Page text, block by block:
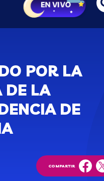
POR LA
DE LA
DE
COMPARTIR